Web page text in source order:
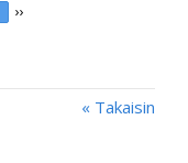
››
« Takaisin